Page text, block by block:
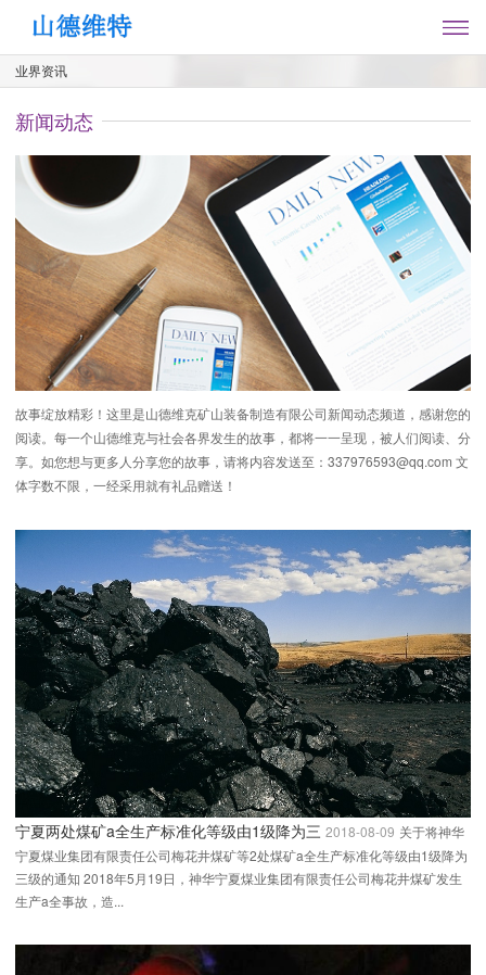
业界资讯
新闻动态
故事绽放精彩！这里是山德维克矿山装备制造有限公司新闻动态频道，感谢您的
阅读。每一个山德维克与社会各界发生的故事，都将一一呈现，被人们阅读、分
享。如您想与更多人分享您的故事，请将内容发送至：337976593@qq.com 文
体字数不限，一经采用就有礼品赠送！
宁夏两处煤矿a全生产标准化等级由1级降为三 2018-08-09 关于将神华
宁夏煤业集团有限责任公司梅花井煤矿等2处煤矿a全生产标准化等级由1级降为
三级的通知 2018年5月19日，神华宁夏煤业集团有限责任公司梅花井煤矿发生
生产a全事故，造...